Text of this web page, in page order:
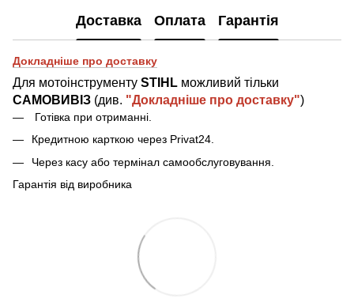
Доставка Оплата Гарантія
Докладніше про доставку
Для мотоінструменту STIHL можливий тільки
САМОВИВІЗ (див. "Докладніше про доставку")
Готівка при отриманні
Кредитною карткою через Privat24.
Через касу або термінал самообслуговування.
Гарантія від виробника